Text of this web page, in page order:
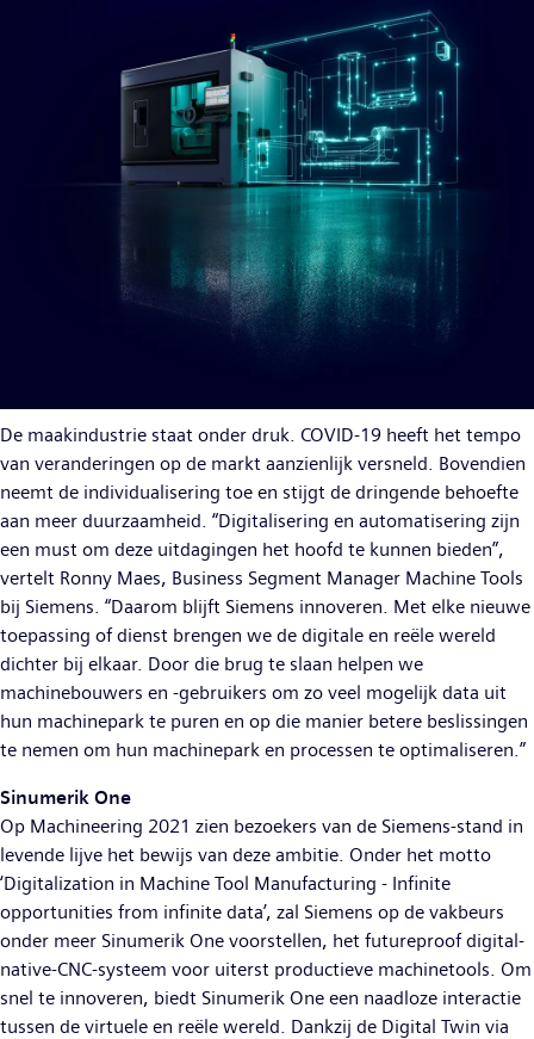
De maakindustrie staat onder druk. COVID-19 heeft het tempo
van veranderingen op de markt aanzienlijk versneld. Bovendien
neemt de individualisering toe en stijgt de dringende behoefte
aan meer duurzaamheid. “Digitalisering en automatisering zijn
een must om deze uitdagingen het hoofd te kunnen bieden”,
vertelt Ronny Maes, Business Segment Manager Machine Tools
bij Siemens. “Daarom blijft Siemens innoveren. Met elke nieuwe
toepassing of dienst brengen we de digitale en reële wereld
dichter bij elkaar. Door die brug te slaan helpen we
machinebouwers en -gebruikers om zo veel mogelijk data uit
hun machinepark te puren en op die manier betere beslissingen
te nemen om hun machinepark en processen te optimaliseren.”
Sinumerik One
Op Machineering 2021 zien bezoekers van de Siemens-stand in
levende lijve het bewijs van deze ambitie. Onder het motto
‘Digitalization in Machine Tool Manufacturing - Infinite
opportunities from infinite data’, zal Siemens op de vakbeurs
onder meer Sinumerik One voorstellen, het futureproof digital-
native-CNC-systeem voor uiterst productieve machinetools. Om
snel te innoveren, biedt Sinumerik One een naadloze interactie
tussen de virtuele en reële wereld. Dankzij de Digital Twin via